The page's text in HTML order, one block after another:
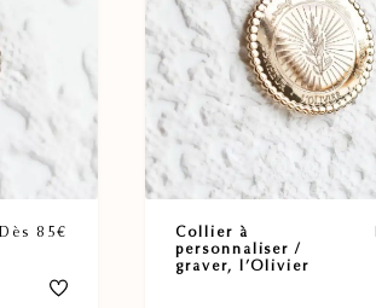
Dès 85€
Collier à
personnaliser /
graver, l’Olivier